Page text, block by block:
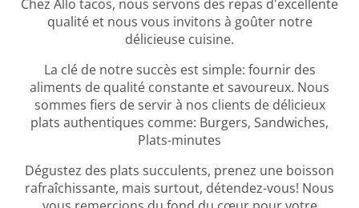
Chez Allo tacos, nous servons des repas d'excellente
qualité et nous vous invitons à goûter notre
délicieuse cuisine.
La clé de notre succès est simple: fournir des
aliments de qualité constante et savoureux. Nous
sommes fiers de servir à nos clients de délicieux
plats authentiques comme: Burgers, Sandwiches,
Plats-minutes
Dégustez des plats succulents, prenez une boisson
rafraîchissante, mais surtout, détendez-vous! Nous